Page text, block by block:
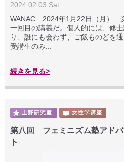
2024.02.03 Sat
WANAC 2024年1月22日（月）
一回目の講義だ。個人的には、修
り、誰にも会わず、ご飯ものどを
受講生のみ...
続きを見る>
第八回 フェミニズム塾アド
ト